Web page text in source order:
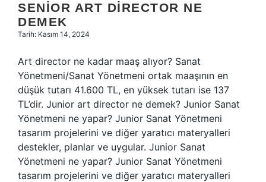
SENIOR ART DIRECTOR NE
DEMEK
Tarih: Kasım 14, 2024
Art director ne kadar maaş alıyor? Sanat
Yönetmeni/Sanat Yönetmeni ortak maaşının en
düşük tutarı 41.600 TL, en yüksek tutarı ise 137
TL’dir. Junior art director ne demek? Junior Sanat
Yönetmeni ne yapar? Junior Sanat Yönetmeni
tasarım projelerini ve diğer yaratıcı materyalleri
destekler, planlar ve uygular. Junior Sanat
Yönetmeni ne yapar? Junior Sanat Yönetmeni
tasarım projelerini ve diğer yaratıcı materyalleri